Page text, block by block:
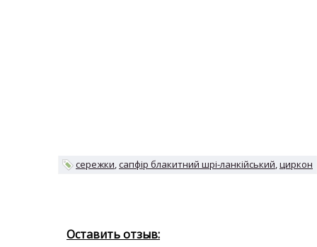
сережки сапфір блакитний шрі-ланкійський циркон